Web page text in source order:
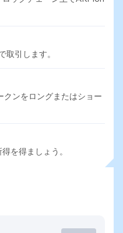
取引します。
ンをロングまたはショー
を得ましょう。